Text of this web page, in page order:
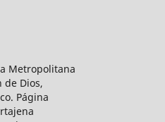
Metropolitana
de Dios,
Página